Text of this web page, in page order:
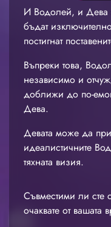
И Водолей, и Дева
бъдат
постигнат
Въпреки това,
независимо и
доближи до по-
Дева.
Девата може да
идеалистичните
тяхната визия.
Съвместими ли сте
очаквате от вашата